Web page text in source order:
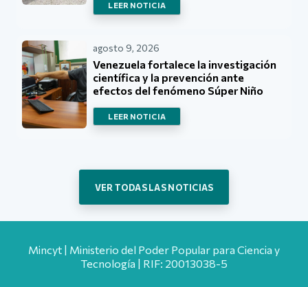
LEER NOTICIA
agosto 9, 2026
Venezuela fortalece la investigación
científica y la prevención ante
efectos del fenómeno Súper Niño
LEER NOTICIA
VER TODAS LAS NOTICIAS
Mincyt | Ministerio del Poder Popular para Ciencia y
Tecnología | RIF: 20013038-5